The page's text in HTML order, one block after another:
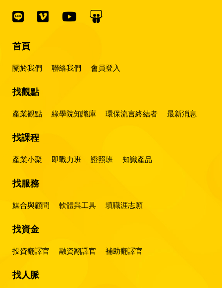
首頁
關於我們 聯絡我們 會員登入
找觀點
產業觀點 綠學院知識庫 環保流言終結者 最新消息
找課程
產業小聚 即戰力班 證照班 知識產品
找服務
媒合與顧問 軟體與工具 填職涯志願
找資金
投資翻譯官 融資翻譯官 補助翻譯官
找人脈